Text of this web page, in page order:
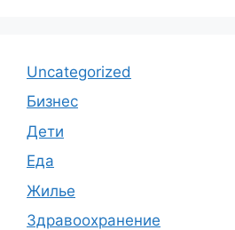
Uncategorized
Бизнес
Дети
Еда
Жилье
Здравоохранение